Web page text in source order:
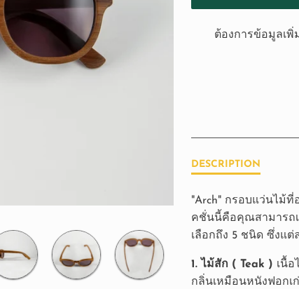
ต้องการข้อมูลเพิ่
DESCRIPTION
"Arch" กรอบแว่นไม้ที่
คชั่นนี้คือคุณสามารถ
เลือกถึง 5 ชนิด ซึ่งแ
1. ไม้สัก ( Teak ) เนื้อ
กลิ่นเหมือนหนังฟอกเ